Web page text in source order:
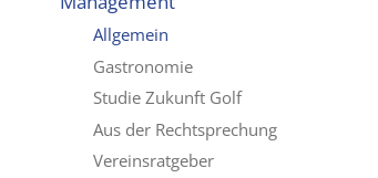
Allgemein
Gastronomie
Studie Zukunft Golf
Aus der Rechtsprechung
Vereinsratgeber